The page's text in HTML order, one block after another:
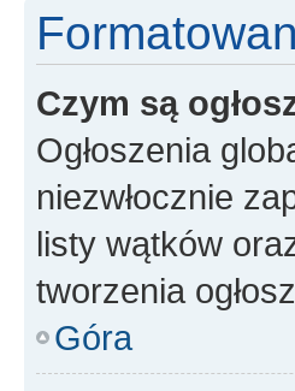
Czym są
Ogłoszenia
niezwłocznie
listy wątków
tworzenia
Góra